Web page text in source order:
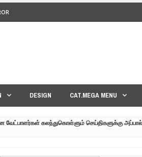
DESIGN CAT.MEGA MENU
வேட்பாளர்கள் கலந்துகொள்ளும் செய்திகளுக்கு அப்பால்!!
| 6TH APRIL AGNI PAARVAI DIRECTOR AMEER